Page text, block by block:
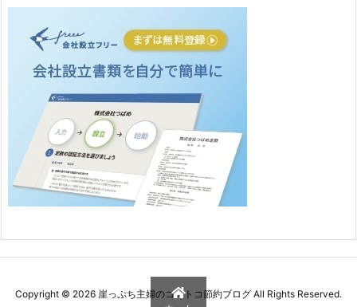
Copyright © 2026 崖っぷち主婦のコストコ節約ブログ All Rights Reserved.